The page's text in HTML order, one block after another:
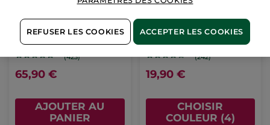
Concentré bi-phase
récupérateur nuit -
Anti-Âge Global
Flacon pipette 30 ml
(423)
65,90 €
AJOUTER AU
PANIER
Rouge Elixir Glow
Stick 3.5 g - 4 teintes
(242)
19,90 €
CHOISIR
COULEUR (4)
REFUSER LES COOKIES ACCEPTER LES COOKIES